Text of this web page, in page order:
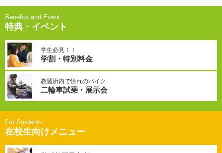
特典・イベント
学生必見！！
学割・特別料金
教習所内で憧れのバイク
二輪車試乗・展示会
在校生向けメニュー